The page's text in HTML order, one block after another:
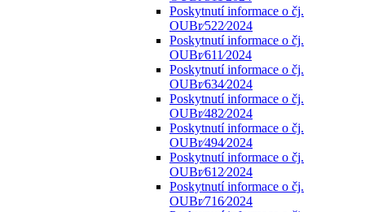
Poskytnutí informace o čj.
OUBr⁄522⁄2024
Poskytnutí informace o čj.
OUBr⁄611⁄2024
Poskytnutí informace o čj.
OUBr⁄634⁄2024
Poskytnutí informace o čj.
OUBr⁄482⁄2024
Poskytnutí informace o čj.
OUBr⁄494⁄2024
Poskytnutí informace o čj.
OUBr⁄612⁄2024
Poskytnutí informace o čj.
OUBr⁄716⁄2024